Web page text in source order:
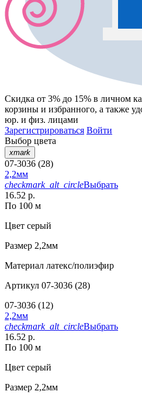
Скидка от 3% до 15% в личном
корзины и избранного, а также
юр. и физ. лицами
Зарегистрироваться Войти
Выбор цвета
xmark
07-3036 (28)
2,2мм
checkmark_alt_circleВыбрать
16.52 р.
По 100 м
Цвет серый
Размер 2,2мм
Материал латекс/полиэфир
Артикул 07-3036 (28)
07-3036 (12)
2,2мм
checkmark_alt_circleВыбрать
16.52 р.
По 100 м
Цвет серый
Размер 2,2мм